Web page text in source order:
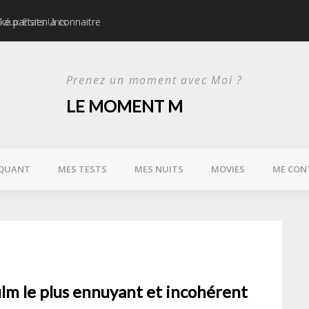
parisien à connaitre
Prenez un moment avec Moi ?
LE MOMENT M
MES TESTS MES NUITS MOVIES ME
le plus ennuyant et incohérent